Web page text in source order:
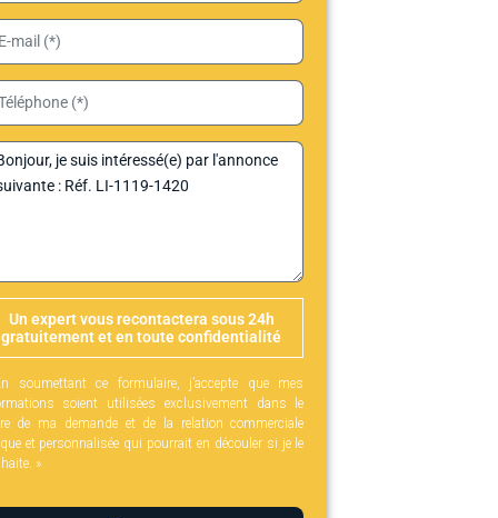
Un expert vous recontactera sous 24h
gratuitement et en toute confidentialité
soumettant ce formulaire, j’accepte que mes
soient utilisées exclusivement dans le
de ma demande et de la relation commerciale
et personnalisée qui pourrait en découler si je le
»